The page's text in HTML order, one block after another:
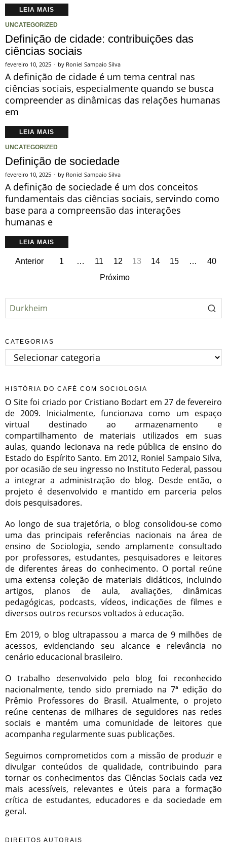
LEIA MAIS
UNCATEGORIZED
Definição de cidade: contribuições das
ciências sociais
fevereiro 10, 2025 by Roniel Sampaio Silva
A definição de cidade é um tema central nas
ciências sociais, especialmente quando se busca
compreender as dinâmicas das relações humanas
em
LEIA MAIS
UNCATEGORIZED
Definição de sociedade
fevereiro 10, 2025 by Roniel Sampaio Silva
A definição de sociedade é um dos conceitos
fundamentais das ciências sociais, servindo como
base para a compreensão das interações
humanas e
LEIA MAIS
Anterior 1 … 11 12 13 14 15 …
40
Próximo
CATEGORIAS
Categorias
HISTÓRIA DO CAFÉ COM SOCIOLOGIA
O Site foi criado por Cristiano Bodart em 27 de fevereiro
de 2009. Inicialmente, funcionava como um espaço
virtual destinado ao armazenamento e
compartilhamento de materiais utilizados em suas
aulas, quando lecionava na rede pública de ensino do
Estado do Espírito Santo. Em 2012, Roniel Sampaio Silva,
por ocasião de seu ingresso no Instituto Federal, passou
a integrar a administração do blog. Desde então, o
projeto é desenvolvido e mantido em parceria pelos
dois pesquisadores.
Ao longo de sua trajetória, o blog consolidou-se como
uma das principais referências nacionais na área de
ensino de Sociologia, sendo amplamente consultado
por professores, estudantes, pesquisadores e leitores
de diferentes áreas do conhecimento. O portal reúne
uma extensa coleção de materiais didáticos, incluindo
artigos, planos de aula, avaliações, dinâmicas
pedagógicas, podcasts, vídeos, indicações de filmes e
diversos outros recursos voltados à educação.
Em 2019, o blog ultrapassou a marca de 9 milhões de
acessos, evidenciando seu alcance e relevância no
cenário educacional brasileiro.
O trabalho desenvolvido pelo blog foi reconhecido
nacionalmente, tendo sido premiado na 7ª edição do
Prêmio Professores do Brasil. Atualmente, o projeto
reúne centenas de milhares de seguidores nas redes
sociais e mantém uma comunidade de leitores que
acompanha regularmente suas publicações.
Seguimos comprometidos com a missão de produzir e
divulgar conteúdos de qualidade, contribuindo para
tornar os conhecimentos das Ciências Sociais cada vez
mais acessíveis, relevantes e úteis para a formação
crítica de estudantes, educadores e da sociedade em
geral.
DIREITOS AUTORAIS